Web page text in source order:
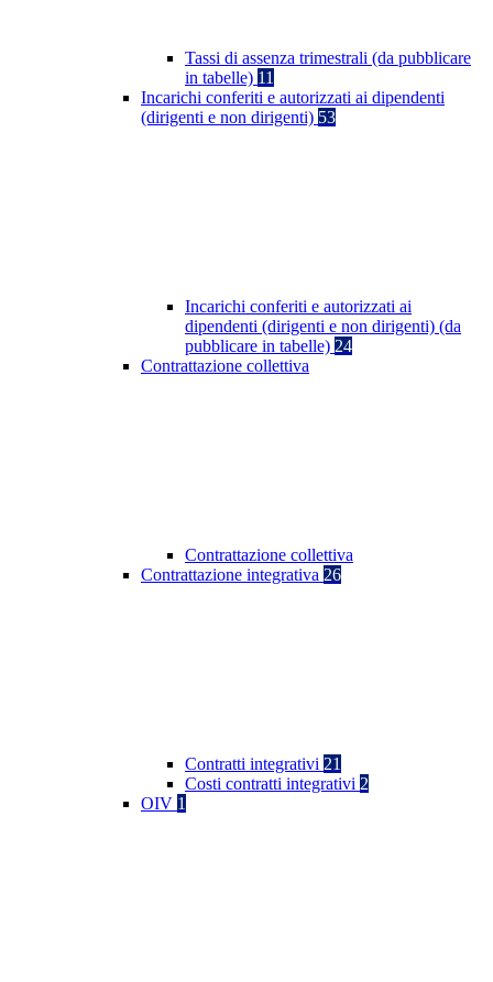
Tassi di assenza trimestrali (da pubblicare
in tabelle) 11
Incarichi conferiti e autorizzati ai dipendenti
(dirigenti e non dirigenti) 53
Incarichi conferiti e autorizzati ai
dipendenti (dirigenti e non dirigenti) (da
pubblicare in tabelle) 24
Contrattazione collettiva
Contrattazione collettiva
Contrattazione integrativa 26
Contratti integrativi 21
Costi contratti integrativi 2
OIV 1